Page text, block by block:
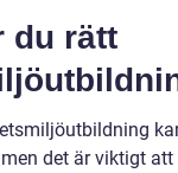
du rätt
det är viktigt